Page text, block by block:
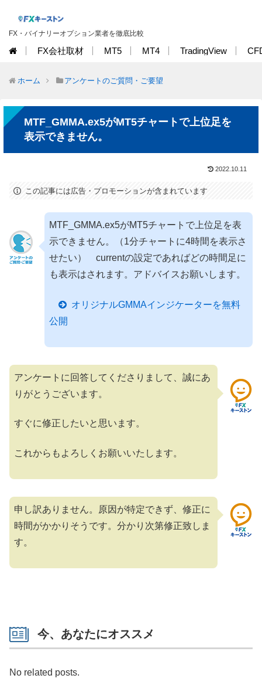
FX・バイナリーオプション業者を徹底比較
FX会社取材 MT5 MT4 TradingView
ホーム アンケートのご質問・ご要望
MTF_GMMA.ex5がMT5チャートで上位足を
表示できません。
2022.10.11
この記事には広告・プロモーションが含まれています
MTF_GMMA.ex5がMT5チャートで上位足を表
示できません。（1分チャートに4時間を表示さ
せたい） currentの設定であればどの時間足に
も表示はされます。アドバイスお願いします。
オリジナルGMMAインジケーターを無料
公開
アンケートに回答してくださりまして、誠にあ
りがとうございます。
すぐに修正したいと思います。
これからもよろしくお願いいたします。
申し訳ありません。原因が特定できず、修正に
時間がかかりそうです。分かり次第修正致しま
す。
今、あなたにオススメ
No related posts.